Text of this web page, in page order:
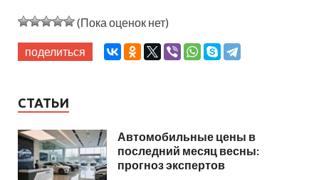
(Пока оценок нет)
поделиться
СТАТЬИ
Автомобильные цены в
последний месяц весны:
прогноз экспертов